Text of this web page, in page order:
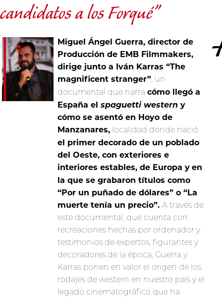
candidatos a los Forqué”
Miguel Ángel Guerra, director de
Producción de EMB Filmmakers,
dirige junto a Iván Karras “The
magnificent stranger” , un
documental que narracómo llegó a
España elspaguetti western y
cómo se asentó en Hoyo de
Manzanares, localidad donde nació
el primer decorado de un poblado
del Oeste, con exteriores e
interiores estables, de Europa y en
la que se grabaron títulos como
“Por un puñado de dólares” o “La
muerte tenía un precio”.A través de
este documental, que cuenta con
recreaciones hechas por ordenador y
testimonios de expertos, figurantes y
decoradores de la época, Guerra y
Karras ponen en valor el origen de los
rodajes de western en nuestro país y el
legado cinematográfico que ha